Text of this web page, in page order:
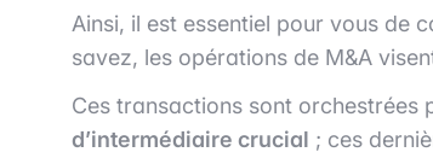
Ainsi, il est essentiel pour vous de
savez, les opérations de M&A
Ces transactions sont orchestrées
d’intermédiaire crucial ; ces